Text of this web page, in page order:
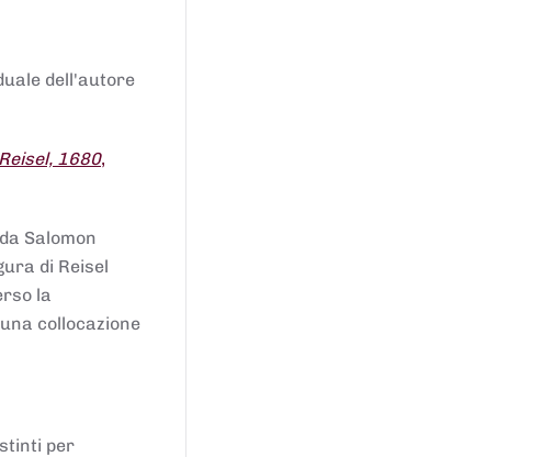
dell'autore
1680,
Salomon
di Reisel
la
collocazione
per